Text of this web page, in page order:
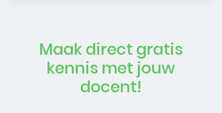
Maak direct gratis
kennis met jouw
docent!